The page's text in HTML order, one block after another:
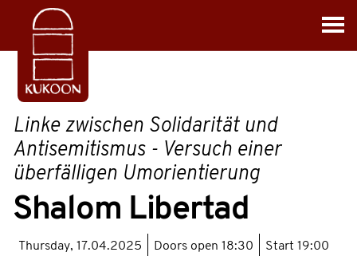
Linke zwischen Solidarität und
Antisemitismus - Versuch einer
überfälligen Umorientierung
Shalom Libertad
Thursday, 17.04.2025 Doors open 18:30 Start 19:00